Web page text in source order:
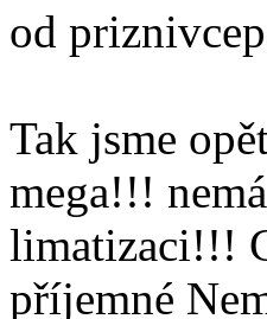
od
Tak jsme
mega!!!
limatizaci!!!
příjemné